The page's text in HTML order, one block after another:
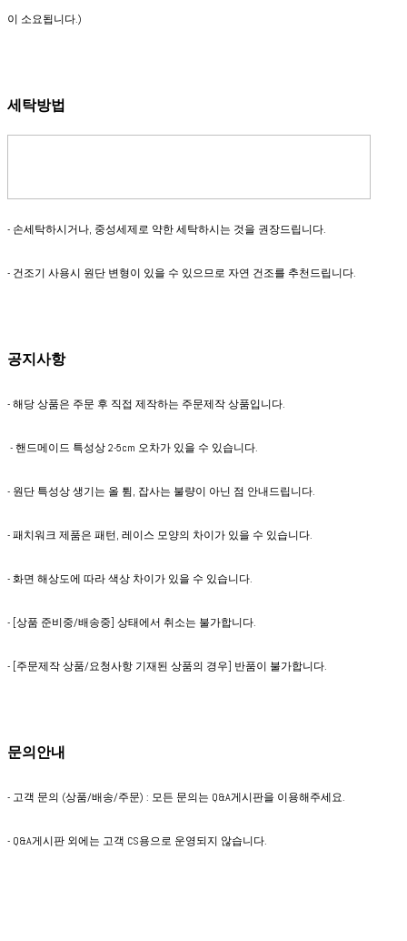
이 소요됩니다.)
세탁방법
- 손세탁하시거나, 중성세제로 약한 세탁하시는 것을 권장드립니다.
- 건조기 사용시 원단 변형이 있을 수 있으므로 자연 건조를 추천드립니다.
공지사항
- 해당 상품은 주문 후 직접 제작하는 주문제작 상품입니다.
- 핸드메이드 특성상 2-5cm 오차가 있을 수 있습니다.
- 원단 특성상 생기는 올 튐, 잡사는 불량이 아닌 점 안내드립니다.
- 패치워크 제품은 패턴, 레이스 모양의 차이가 있을 수 있습니다.
- 화면 해상도에 따라 색상 차이가 있을 수 있습니다.
- [상품 준비중/배송중] 상태에서 취소는 불가합니다.
- [주문제작 상품/요청사항 기재된 상품의 경우] 반품이 불가합니다.
문의안내
- 고객 문의 (상품/배송/주문) : 모든 문의는 Q&A게시판을 이용해주세요.
- Q&A게시판 외에는 고객 CS용으로 운영되지 않습니다.